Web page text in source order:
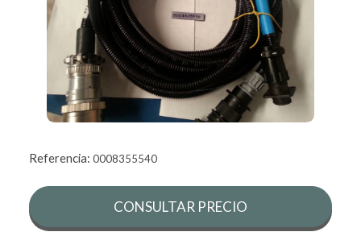
Referencia: 0008355540
CONSULTAR PRECIO